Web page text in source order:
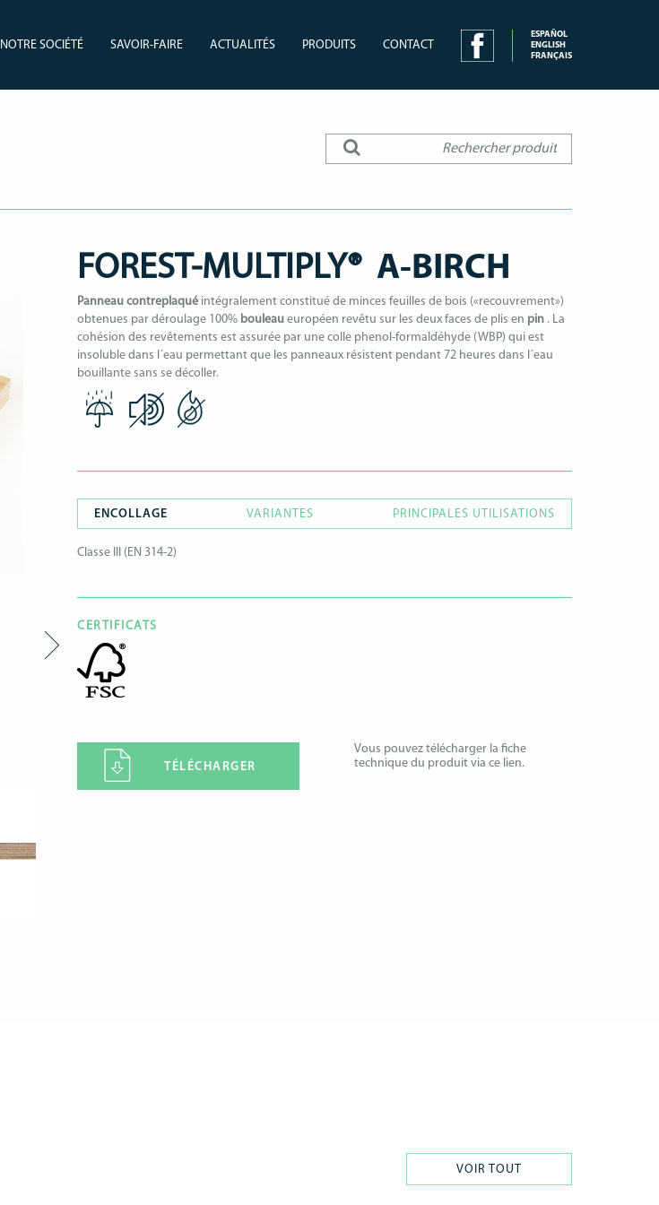
NOTRE SOCIÉTÉ SAVOIR-FAIRE ACTUALITÉS PRODUITS CONTACT
ESPAÑOL
ENGLISH
FRANÇAIS
FOREST-MULTIPLY® A-BIRCH
Panneau contreplaqué intégralement constitué de minces feuilles de bois («recouvrement»)
obtenues par déroulage 100% bouleau européen revêtu sur les deux faces de plis en pin . La
cohésion des revêtements est assurée par une colle phenol-formaldéhyde (WBP) qui est
insoluble dans l´eau permettant que les panneaux résistent pendant 72 heures dans l´eau
bouillante sans se décoller.
ENCOLLAGE VARIANTES PRINCIPALES UTILISATIONS
Classe III (EN 314-2)
CERTIFICATS
TÉLÉCHARGER
Vous pouvez télécharger la fiche
technique du produit via ce lien.
VOIR TOUT